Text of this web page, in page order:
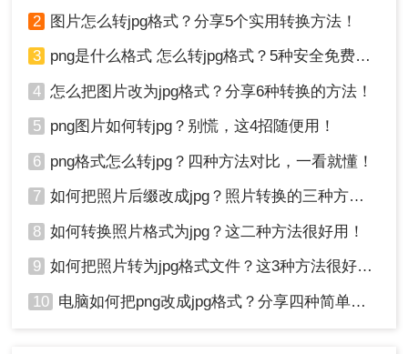
转换后的JPG图片质量可以通过调整输出选项
（如品质设置）来控制。较高的品质设置意味
着更好的图像质量和更大的文件大小，而较低
总结
以上就是如何将图片的png格式转化为jpg的方法介
绍了，将PNG格式的图片转化为JPG格式有多种方
法可供选择，包括使用在线转换工具、图片处理软
件以及操作系统自带的功能。根据你的具体需求和
2 图片怎么转jpg格式？分享5个实用转换方法！
3 png是什么格式 怎么转jpg格式？5种安全免费转换方法全解析！
4 怎么把图片改为jpg格式？分享6种转换的方法！
5 png图片如何转jpg？别慌，这4招随便用！
6 png格式怎么转jpg？四种方法对比，一看就懂！
7 如何把照片后缀改成jpg？照片转换的三种方法！
8 如何转换照片格式为jpg？这二种方法很好用！
9 如何把照片转为jpg格式文件？这3种方法很好用!！
10 电脑如何把png改成jpg格式？分享四种简单转换方法！